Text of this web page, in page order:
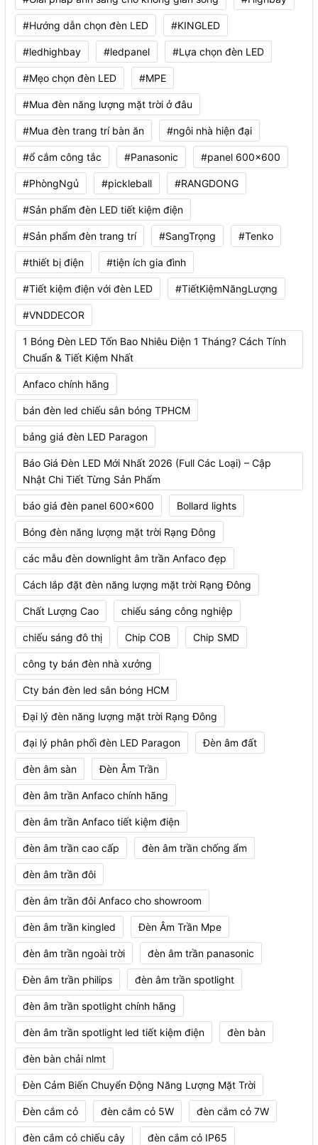
#Hướng dẫn chọn đèn LED #KINGLED
#ledhighbay #ledpanel #Lựa chọn đèn LED
#Mẹo chọn đèn LED #MPE
#Mua đèn năng lượng mặt trời ở đâu
#Mua đèn trang trí bàn ăn #ngôi nhà hiện đại
#ổ cắm công tắc #Panasonic #panel 600x600
#PhòngNgủ #pickleball #RANGDONG
#Sản phẩm đèn LED tiết kiệm điện
#Sản phẩm đèn trang trí #SangTrọng #Tenko
#thiết bị điện #tiện ích gia đình
#Tiết kiệm điện với đèn LED #TiếtKiệmNăngLượng
#VNDDECOR
1 Bóng Đèn LED Tốn Bao Nhiêu Điện 1 Tháng? Cách Tính
Chuẩn & Tiết Kiệm Nhất
Anfaco chính hãng
bán đèn led chiếu sân bóng TPHCM
bảng giá đèn LED Paragon
Báo Giá Đèn LED Mới Nhất 2026 (Full Các Loại) – Cập
Nhật Chi Tiết Từng Sản Phẩm
báo giá đèn panel 600x600 Bollard lights
Bóng đèn năng lượng mặt trời Rạng Đông
các mẫu đèn downlight âm trần Anfaco đẹp
Cách lắp đặt đèn năng lượng mặt trời Rạng Đông
Chất Lượng Cao chiếu sáng công nghiệp
chiếu sáng đô thị Chip COB Chip SMD
công ty bán đèn nhà xưởng
Cty bán đèn led sân bóng HCM
Đại lý đèn năng lượng mặt trời Rạng Đông
đại lý phân phối đèn LED Paragon Đèn âm đất
đèn âm sàn Đèn Âm Trần
đèn âm trần Anfaco chính hãng
đèn âm trần Anfaco tiết kiệm điện
đèn âm trần cao cấp đèn âm trần chống ẩm
đèn âm trần đôi
đèn âm trần đôi Anfaco cho showroom
đèn âm trần kingled Đèn Âm Trần Mpe
đèn âm trần ngoài trời đèn âm trần panasonic
Đèn âm trần philips đèn âm trần spotlight
đèn âm trần spotlight chính hãng
đèn âm trần spotlight led tiết kiệm điện đèn bàn
đèn bàn chải nlmt
Đèn Cảm Biến Chuyển Động Năng Lượng Mặt Trời
Đèn cắm cỏ đèn cắm cỏ 5W đèn cắm cỏ 7W
đèn cắm cỏ chiếu cây đèn cắm cỏ IP65